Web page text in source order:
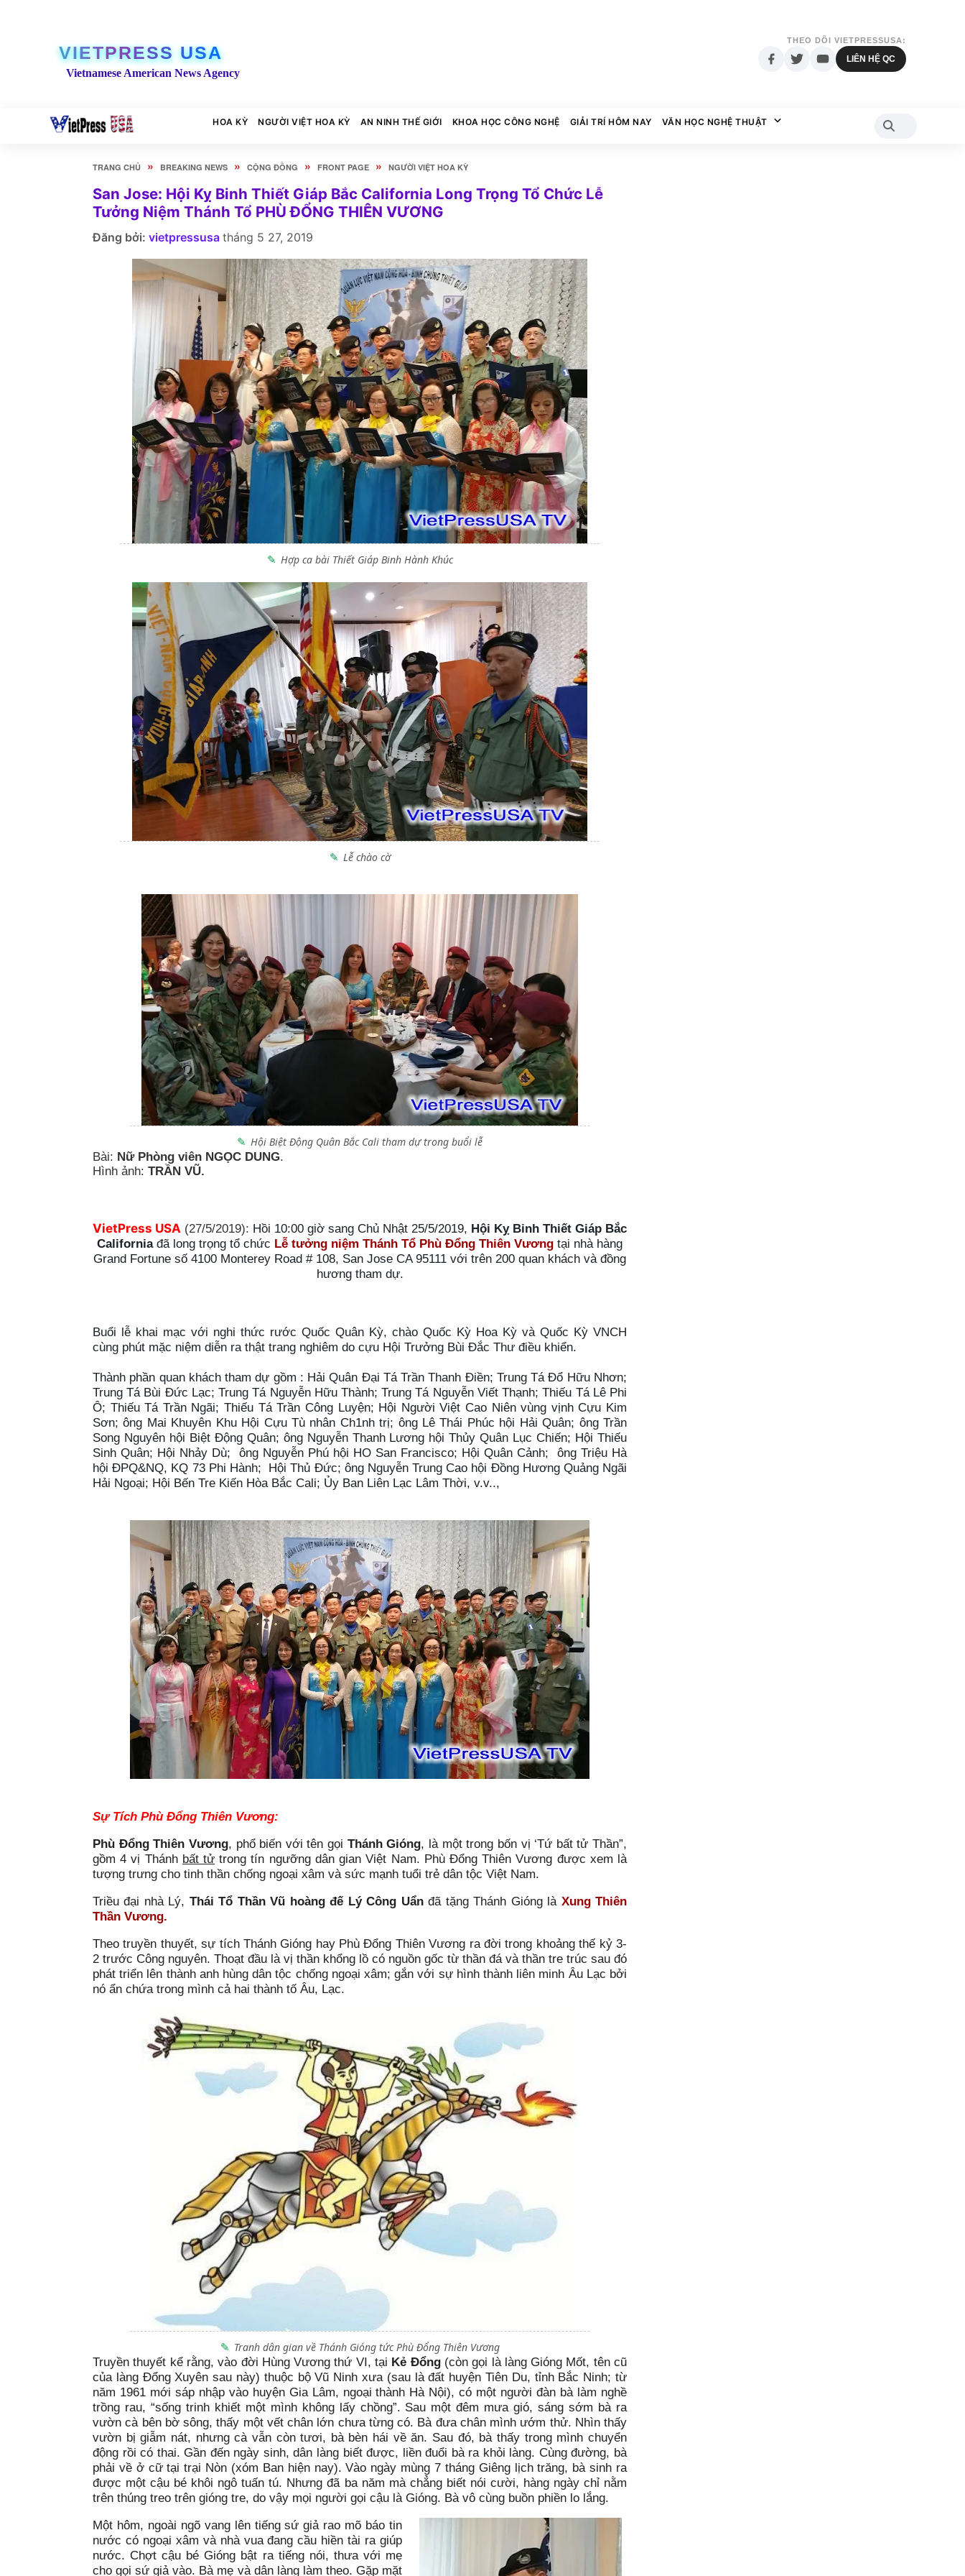
VIETPRESS USA
Vietnamese American News Agency
THEO DÕI VIETPRESSUSA:
LIÊN HỆ QC
HOA KỲ NGƯỜI VIỆT HOA KỲ AN NINH THẾ GIỚI KHOA HỌC CÔNG NGHỆ GIẢI TRÍ HÔM NAY VĂN HỌC NGHỆ THUẬT
TRANG CHỦ » BREAKING NEWS » CỘNG ĐỒNG » FRONT PAGE » NGƯỜI VIỆT HOA KỲ
San Jose: Hội Kỵ Binh Thiết Giáp Bắc California Long Trọng Tổ Chức Lễ
Tưởng Niệm Thánh Tổ PHÙ ĐỔNG THIÊN VƯƠNG
Đăng bởi: vietpressusa tháng 5 27, 2019
Hợp ca bài Thiết Giáp Binh Hành Khúc
Lễ chào cờ
Hội Biệt Động Quân Bắc Cali tham dự trong buổi lễ
Bài: Nữ Phòng viên NGỌC DUNG.
Hình ảnh: TRẦN VŨ.
VietPress USA (27/5/2019): Hồi 10:00 giờ sang Chủ Nhật 25/5/2019, Hội Kỵ Binh Thiết Giáp Bắc
Californiađã long trọng tổ chức Lễ tưởng niệm Thánh Tổ Phù Đổng Thiên Vương tại nhà hàng
Grand Fortune số 4100 Monterey Road # 108, San Jose CA 95111 với trên 200 quan khách và đồng
hương tham dự.
Buổi lễ khai mạc với nghi thức rước Quốc Quân Kỳ, chào Quốc Kỳ Hoa Kỳ và Quốc Kỳ VNCH
cùng phút mặc niệm diễn ra thật trang nghiêm do cựu Hội Trưởng Bùi Đắc Thư điều khiển.
Thành phần quan khách tham dự gồm : Hải Quân Đại Tá Trần Thanh Điền; Trung Tá Đổ Hữu Nhơn;
Trung Tá Bùi Đức Lạc; Trung Tá Nguyễn Hữu Thành; Trung Tá Nguyễn Viết Thạnh; Thiếu Tá Lê Phi
Ô; Thiếu Tá Trần Ngãi; Thiếu Tá Trần Công Luyện; Hội Người Việt Cao Niên vùng vịnh Cựu Kim
Sơn; ông Mai Khuyên Khu Hội Cựu Tù nhân Ch1nh trị; ông Lê Thái Phúc hội Hải Quân; ông Trần
Song Nguyên hội Biệt Động Quân; ông Nguyễn Thanh Lương hội Thủy Quân Lục Chiến; Hội Thiếu
Sinh Quân; Hội Nhảy Dù; ông Nguyễn Phú hội HO San Francisco; Hội Quân Cảnh; ông Triệu Hà
hội ĐPQ&NQ, KQ 73 Phi Hành; Hội Thủ Đức; ông Nguyễn Trung Cao hội Đồng Hương Quảng Ngãi
Hải Ngoại; Hội Bến Tre Kiến Hòa Bắc Cali; Ủy Ban Liên Lạc Lâm Thời, v.v..,
Sự Tích Phù Đổng Thiên Vương:
Phù Đổng Thiên Vương, phổ biến với tên gọi Thánh Gióng, là một trong bốn vị ‘Tứ bất tử Thần”,
gồm 4 vị Thánh bất tử trong tín ngưỡng dân gian Việt Nam. Phù Đổng Thiên Vương được xem là
tượng trưng cho tinh thần chống ngoại xâm và sức mạnh tuổi trẻ dân tộc Việt Nam.
Triều đại nhà Lý, Thái Tổ Thần Vũ hoàng đế Lý Công Uẩnđã tặng Thánh Gióng là Xung Thiên
Thần Vương.
Theo truyền thuyết, sự tích Thánh Gióng hay Phù Đổng Thiên Vương ra đời trong khoảng thế kỷ 3-
2 trước Công nguyên. Thoạt đầu là vị thần khổng lồ có nguồn gốc từ thần đá và thần tre trúc sau đó
phát triển lên thành anh hùng dân tộc chống ngoại xâm; gắn với sự hình thành liên minh Âu Lạc bởi
nó ẩn chứa trong mình cả hai thành tố Âu, Lạc.
Tranh dân gian về Thánh Gióng tức Phù Đổng Thiên Vương
Truyền thuyết kể rằng, vào đời Hùng Vương thứ VI, tại Kẻ Đổng (còn gọi là làng Gióng Mốt, tên cũ
của làng Đổng Xuyên sau này) thuộc bộ Vũ Ninh xưa (sau là đất huyện Tiên Du, tỉnh Bắc Ninh; từ
năm 1961 mới sáp nhập vào huyện Gia Lâm, ngoại thành Hà Nội), có một người đàn bà làm nghề
trồng rau, “sống trinh khiết một mình không lấy chồng”. Sau một đêm mưa gió, sáng sớm bà ra
vườn cà bên bờ sông, thấy một vết chân lớn chưa từng có. Bà đưa chân mình ướm thử. Nhìn thấy
vườn bị giẫm nát, nhưng cà vẫn còn tươi, bà bèn hái về ăn. Sau đó, bà thấy trong mình chuyển
động rồi có thai. Gần đến ngày sinh, dân làng biết được, liền đuổi bà ra khỏi làng. Cùng đường, bà
phải về ở cữ tại trại Nòn (xóm Ban hiện nay). Vào ngày mùng 7 tháng Giêng lịch trăng, bà sinh ra
được một cậu bé khôi ngô tuấn tú. Nhưng đã ba năm mà chẳng biết nói cười, hàng ngày chỉ nằm
trên thúng treo trên gióng tre, do vậy mọi người gọi cậu là Gióng. Bà vô cùng buồn phiền lo lắng.
Một hôm, ngoài ngõ vang lên tiếng sứ giả rao mõ báo tin
nước có ngoại xâm và nhà vua đang cầu hiền tài ra giúp
nước. Chợt cậu bé Gióng bật ra tiếng nói, thưa với mẹ
cho gọi sứ giả vào. Bà mẹ và dân làng làm theo. Gặp mặt